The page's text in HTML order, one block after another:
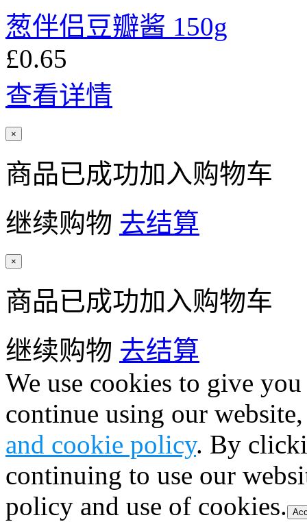
葱伴侣豆瓣酱 150g
£0.65
查看详情
×
商品已成功加入购物车
继续购物 去结算
×
商品已成功加入购物车
继续购物 去结算
We use cookies to give
continue using our
and cookie policy. By
continuing to use our
policy and use of cookies.